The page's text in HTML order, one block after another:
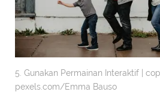
5. Gunakan Permainan Interaktif |
pexels.com/Emma Bauso